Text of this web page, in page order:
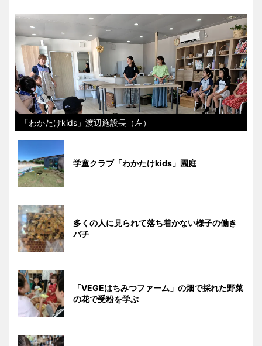
「わかたけkids」渡辺施設長（左）
学童クラブ「わかたけkids」園庭
多くの人に見られて落ち着かない様子の働き
バチ
「VEGEはちみつファーム」の畑で採れた野菜
の花で受粉を学ぶ